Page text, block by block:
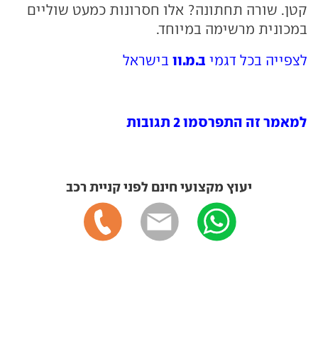
קטן. שורה תחתונה? אלו חסרונות כמעט שוליים
במכונית מרשימה במיוחד.
לצפייה בכל דגמי ב.מ.וו בישראל
למאמר זה התפרסמו 2 תגובות
יעוץ מקצועי חינם לפני קניית רכב